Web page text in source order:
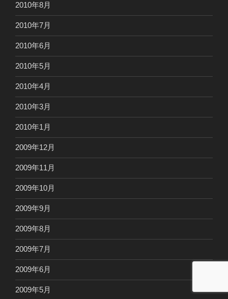
2010年8月
2010年7月
2010年6月
2010年5月
2010年4月
2010年3月
2010年1月
2009年12月
2009年11月
2009年10月
2009年9月
2009年8月
2009年7月
2009年6月
2009年5月